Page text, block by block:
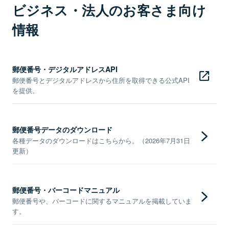
ビジネス・法人のお客さま向け
情報
郵便番号・デジタルアドレスAPI
郵便番号とデジタルアドレスから住所を取得できる公式API
を提供。
郵便番号データのダウンロード
各種データのダウンロードはこちらから。（2026年7月31日
更新）
郵便番号・バーコードマニュアル
郵便番号や、バーコードに関するマニュアルを掲載していま
す。